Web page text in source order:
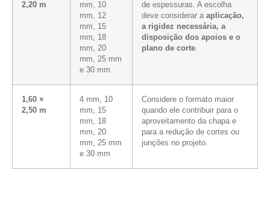
2,20 m
mm, 10
mm, 12
mm, 15
mm, 18
mm, 20
mm, 25 mm
e 30 mm
de espessuras. A escolha
deve considerar a aplicação,
a rigidez necessária, a
disposição dos apoios e o
plano de corte.
1,60 ×
2,50 m
4 mm, 10
mm, 15
mm, 18
mm, 20
mm, 25 mm
e 30 mm
Considere o formato maior
quando ele contribuir para o
aproveitamento da chapa e
para a redução de cortes ou
junções no projeto.